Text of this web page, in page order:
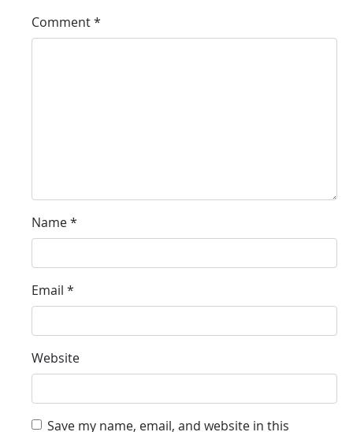
Comment*
Name*
Email *
Website
Save my name, email, and website in this